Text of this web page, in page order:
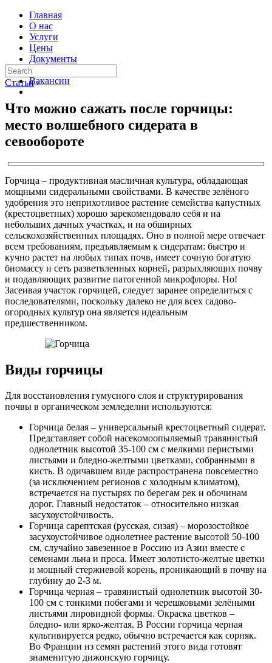
Главная
О нас
Услуги
Цены
Документы
Контакты
Вакансии
Статьи ›
Что можно сажать после горчицы:
место волшебного сидерата в
севообороте
Горчица – продуктивная масличная культура, обладающая
мощными сидеральными свойствами. В качестве зелёного
удобрения это неприхотливое растение семейства капустных
(крестоцветных) хорошо зарекомендовало себя и на
небольших дачных участках, и на обширных
сельскохозяйственных площадях. Оно в полной мере отвечает
всем требованиям, предъявляемым к сидератам: быстро и
кучно растет на любых типах почв, имеет сочную богатую
биомассу и сеть разветвленных корней, разрыхляющих почву
и подавляющих развитие патогенной микрофлоры. Но!
Засеивая участок горчицей, следует заранее определиться с
последователями, поскольку далеко не для всех садово-
огородных культур она является идеальным
предшественником.
Виды горчицы
Для восстановления гумусного слоя и структурирования
почвы в органическом земледелии используются:
Горчица белая – универсальный крестоцветный сидерат.
Представляет собой насекомоопыляемый травянистый
однолетник высотой 35-100 см с мелкими перистыми
листьями и бледно-желтыми цветками, собранными в
кисть. В одичавшем виде распространена повсеместно
(за исключением регионов с холодным климатом),
встречается на пустырях по берегам рек и обочинам
дорог. Главный недостаток – относительно низкая
засухоустойчивость.
Горчица сарептская (русская, сизая) – морозостойкое
засухоустойчивое однолетнее растение высотой 50-100
см, случайно завезенное в Россию из Азии вместе с
семенами льна и проса. Имеет золотисто-желтые цветки
и мощный стержневой корень, проникающий в почву на
глубину до 2-3 м.
Горчица черная – травянистый однолетник высотой 30-
100 см с тонкими побегами и черешковыми зелёными
листьями лировидной формы. Окраска цветков –
бледно- или ярко-желтая. В России горчица черная
культивируется редко, обычно встречается как сорняк.
Во Франции из семян растений этого вида готовят
знаменитую дижонскую горчицу.